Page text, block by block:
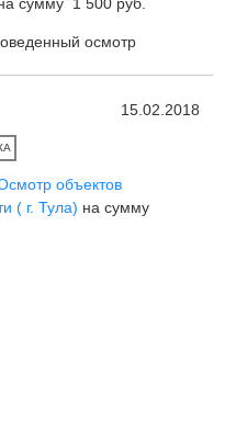
осмотр
15.02.2018
объектов
( г. Тула) на сумму